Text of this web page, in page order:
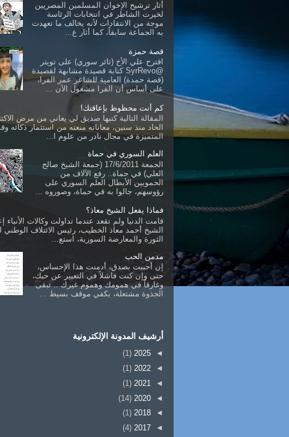
أثار ترشيح الإخوان المسلمين المصريين
لخيرت الشاطر في انتخابات الرئاسة
موجة من الانتقادات لأنه يخالف ما تعهدت
به الجماعة سابقاً، كما أثار ع...
قصة حمزة
اقترح علي الأخ (ثائر سوري) على تويتر
@SyrRevo كتابة قصيدة مشابهة لقصيدة
(قصة حمدة) العامية للشاعر عمر الفرا،
على أساس أن الفرا مشغول الآن ...
كم أنت محظوظ بإعاقتك!
المقالة التالية كتبها صديق لي يعاني من مرض
الحاد منذ سنين، معاناته منعته من استثمار ذكائه
المتميزة في مجال نادر من علوم ا...
العلم السوري في حماة
الجمعة 17/6/2011 (جمعة الشيخ صالح
العلي) في حماة.. رفع الآلاف من
الحمويين الأبطال العلم السوري على
رؤوسهم، جالوا به في حماة، وصوروه ...
فماذا يفعل الشيخ معاذ؟
قامت الدنيا ولم تقعد عندما تداولت وكالات الأنباء
الشيخ أحمد معاذ الخطيب، رئيس الائتلاف الوطني
الثورة والمعارضة السورية، استع...
مدمن الحب
إن أحببت بصدق، أدمنت هذا الإحساس،
حتى وإن كنت فاشلاً في التعبير عن حبك،
وغارقاً في همومك وهموم غيرك .. تبقى
الجذوة مشتعلة، يكفي موقف بسيط ...
أرشيف المدونة الإلكترونية
◄
2025
(1)
◄
2022
(1)
◄
2021
(1)
◄
2020
(14)
◄
2018
(1)
◄
2017
(4)